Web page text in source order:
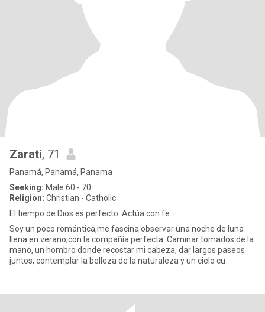
Zarati, 71
Panamá, Panamá, Panama
Seeking: Male 60 - 70
Religion: Christian - Catholic
El tiempo de Dios es perfecto. Actúa con fe.
Soy un poco romántica,me fascina observar una noche de luna
llena en verano,con la compañía perfecta. Caminar tomados de la
mano, un hombro donde recostar mi cabeza, dar largos paseos
juntos, contemplar la belleza de la naturaleza y un cielo cu